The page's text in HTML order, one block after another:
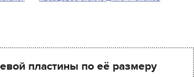
пластины по её размеру